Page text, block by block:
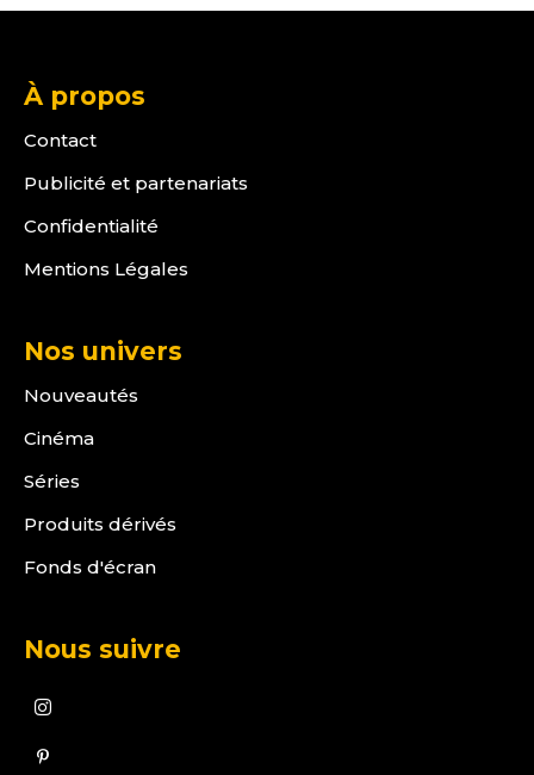
À propos
Contact
Publicité et partenariats
Confidentialité
Mentions Légales
Nos univers
Nouveautés
Cinéma
Séries
Produits dérivés
Fonds d'écran
Nous suivre